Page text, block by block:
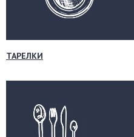
ТАРЕЛКИ